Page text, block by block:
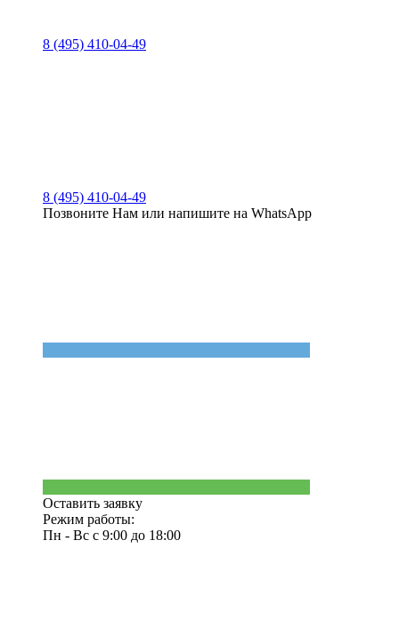
8 (495) 410-04-49
8 (495) 410-04-49
Позвоните Нам или напишите на WhatsApp
Оставить заявку
Режим работы:
Пн - Вс с 9:00 до 18:00